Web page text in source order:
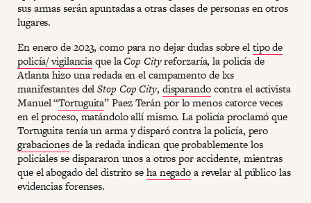
sus armas serán apuntadas a otras clases de personas en otros
lugares.
En enero de 2023, como para no dejar dudas sobre eltipo de
policía/ vigilanciaque laCop Cityreforzaría, la policía de
Atlanta hizo una redada en el campamento de lxs
manifestantes delStop Cop City, disparandocontra el activista
Manuel “Tortuguita” Paez Terán por lo menos catorce veces
en el proceso, matándolo allí mismo. La policía proclamó que
Tortuguita tenía un arma y disparó contra la policía, pero
grabacionesde la redada indican que probablemente los
policiales se dispararon unos a otros por accidente, mientras
que el abogado del distrito seha negadoa revelar al público las
evidencias forenses.